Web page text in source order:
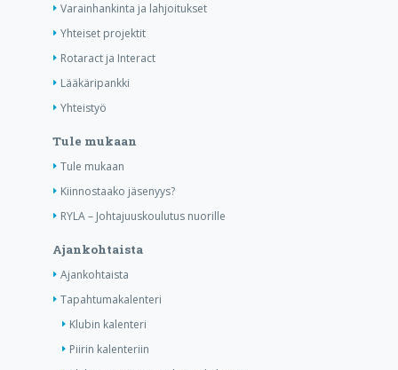
Varainhankinta ja lahjoitukset
Yhteiset projektit
Rotaract ja Interact
Lääkäripankki
Yhteistyö
Tule mukaan
Tule mukaan
Kiinnostaako jäsenyys?
RYLA – Johtajuuskoulutus nuorille
Ajankohtaista
Ajankohtaista
Tapahtumakalenteri
Klubin kalenteri
Piirin kalenteriin